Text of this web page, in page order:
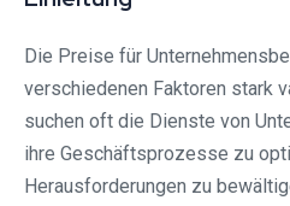
Die Preise für
verschiedenen Faktoren stark
suchen oft die Dienste von
ihre Geschäftsprozesse zu
Herausforderungen zu